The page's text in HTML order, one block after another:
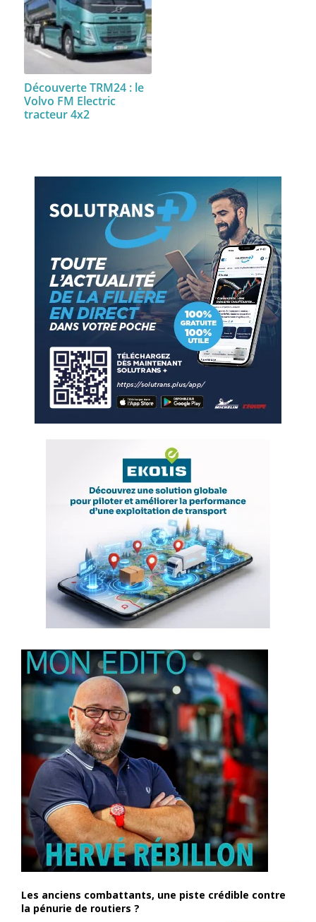
Découverte TRM24 : le
Volvo FM Electric
tracteur 4x2
Les anciens combattants, une piste crédible contre
la pénurie de routiers ?